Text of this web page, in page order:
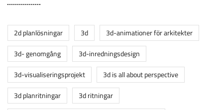
2d planlösningar 3d
3d-animationer för arkitekter
3d- genomgång
3d-inredningsdesign
3d-visualiseringsprojekt
3d is all about perspective
3d planritningar
3d ritningar